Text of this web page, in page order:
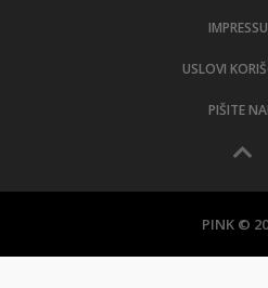
USLOVI
PIŠITE
PINK ©